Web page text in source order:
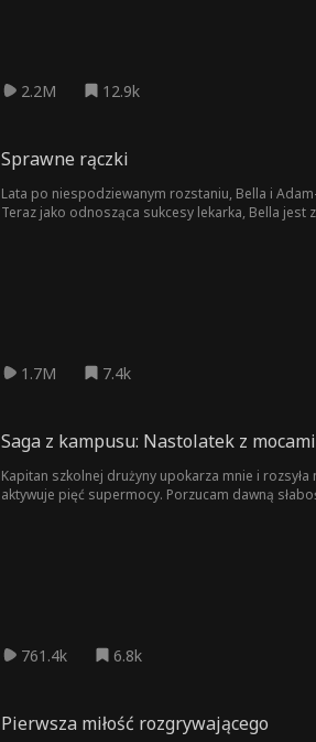
2.2M 12.9k
Sprawne rączki
Lata po niespodziewanym rozstaniu, Bella i
Teraz jako odnosząca sukcesy lekarka, Bella jest
1.7M 7.4k
Saga z kampusu: Nastolatek z mocami
Kapitan szkolnej drużyny upokarza mnie i
aktywuje pięć supermocy. Porzucam dawną
761.4k 6.8k
Pierwsza miłość rozgrywającego